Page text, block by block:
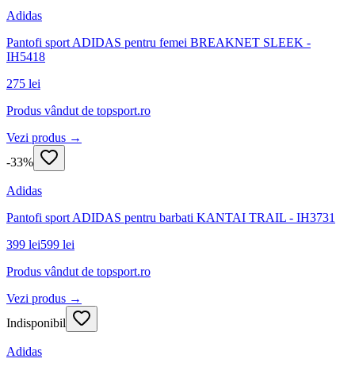
Adidas
Pantofi sport ADIDAS pentru femei BREAKNET SLEEK -
IH5418
275 lei
Produs vândut de topsport.ro
Vezi produs →
-33%
Adidas
Pantofi sport ADIDAS pentru barbati KANTAI TRAIL - IH3731
399 lei599 lei
Produs vândut de topsport.ro
Vezi produs →
Indisponibil
Adidas